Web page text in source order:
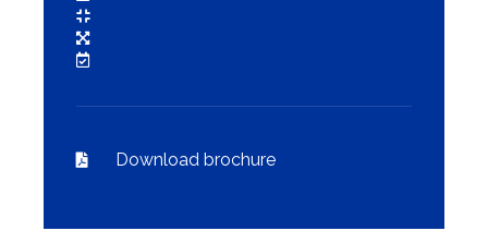
Download brochure